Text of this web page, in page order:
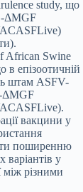
study, що
ΔMGF
African Swine
в епізоотичній
штам ASFV-
ΔMGF
вакцини у
поширенню
у
між різними